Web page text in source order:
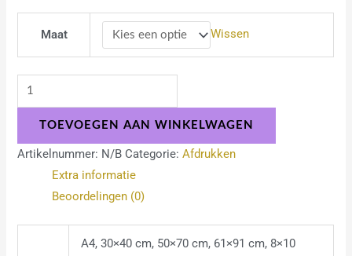
Maat Wissen
TOEVOEGEN AAN WINKELWAGEN
Artikelnummer: N/B Categorie:Afdrukken
Extra informatie
Beoordelingen (0)
A4, 30×40 cm, 50×70 cm, 61×91 cm, 8×10